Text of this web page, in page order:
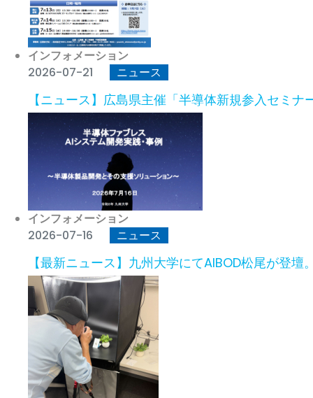
インフォメーション
2026-07-21
ニュース
【ニュース】広島県主催「半導体新規参入セミ
インフォメーション
2026-07-16
ニュース
【最新ニュース】九州大学にてAIBOD松尾が登